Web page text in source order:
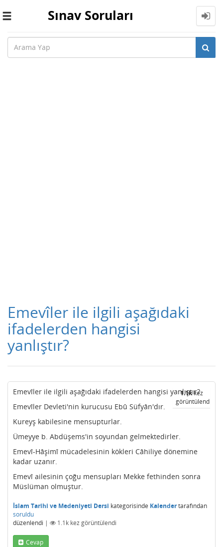
Toggle
Sınav Soruları
Emevîler ile ilgili aşağıdaki
ifadelerden hangisi
yanlıştır?
1.1kkez
görüntülendi
Emevîler ile ilgili aşağıdaki ifadelerden hangisi yanlıştır?
Emevîler Devleti'nin kurucusu Ebû Süfyân'dır.
Kureyş kabilesine mensupturlar.
Ümeyye b. Abdüşems'in soyundan gelmektedirler.
Emevî-Hâşimî mücadelesinin kökleri Câhiliye dönemine
kadar uzanır.
Emevî ailesinin çoğu mensupları Mekke fethinden sonra
Müslüman olmuştur.
İslam Tarihi ve Medeniyeti Dersi kategorisinde Kalendertarafından
soruldu
düzenlendi | 1.1k kez görüntülendi
Cevap